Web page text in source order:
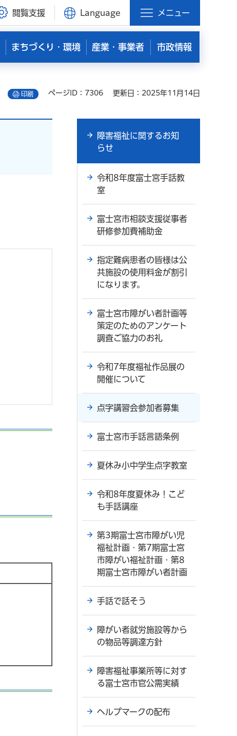
閲覧支援 Language メニュー
まちづくり・環境 産業・事業者 市政情報
印刷 ページID：7306 更新日：2025年11月14日
障害福祉に関するお知
らせ
令和8年度富士宮手話教
室
富士宮市相談支援従事者
研修参加費補助金
指定難病患者の皆様は公
共施設の使用料金が割引
になります。
富士宮市障がい者計画等
策定のためのアンケート
調査ご協力のお礼
令和7年度福祉作品展の
開催について
点字講習会参加者募集
富士宮市手話言語条例
夏休み小中学生点字教室
令和8年度夏休み！こど
も手話講座
第3期富士宮市障がい児
福祉計画・第7期富士宮
市障がい福祉計画・第8
期富士宮市障がい者計画
手話で話そう
障がい者就労施設等から
の物品等調達方針
障害福祉事業所等に対す
る富士宮市官公需実績
ヘルプマークの配布